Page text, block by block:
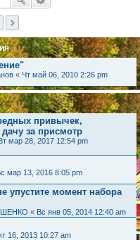
« Чт май 06, 2010 2:26 pm
привычек,
за присмотр
мар 28, 2017 12:54 pm
мар 13, 2016 8:05 pm
упустите момент набора
« Вс янв 05, 2014 12:40 am
16, 2013 10:27 am